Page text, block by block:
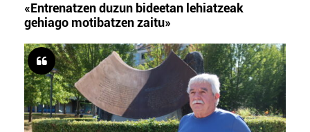
«Entrenatzen duzun bideetan lehiatzeak
gehiago motibatzen zaitu»